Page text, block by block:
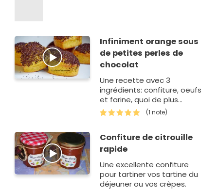
Infiniment orange sous
de petites perles de
chocolat
Une recette avec 3
ingrédients: confiture, oeufs
et farine, quoi de plus
facile? Etant donné que la
confiture d'orange est
(1 note)
Confiture de citrouille
rapide
Une excellente confiture
pour tartiner vos tartine du
déjeuner ou vos crèpes.